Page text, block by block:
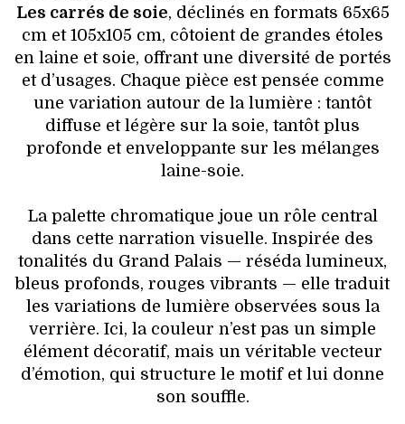
Les carrés de soie, déclinés en formats 65x65
cm et 105x105 cm, côtoient de grandes étoles
en laine et soie, offrant une diversité de portés
et d’usages. Chaque pièce est pensée comme
une variation autour de la lumière : tantôt
diffuse et légère sur la soie, tantôt plus
profonde et enveloppante sur les mélanges
laine-soie.
La palette chromatique joue un rôle central
dans cette narration visuelle. Inspirée des
tonalités du Grand Palais — réséda lumineux,
bleus profonds, rouges vibrants — elle traduit
les variations de lumière observées sous la
verrière. Ici, la couleur n’est pas un simple
élément décoratif, mais un véritable vecteur
d’émotion, qui structure le motif et lui donne
son souffle.